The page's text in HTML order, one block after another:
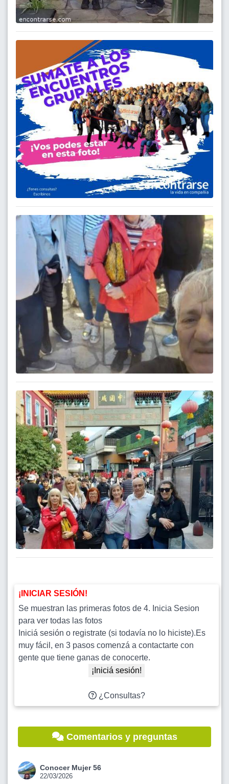
¡INICIAR SESIÓN!
Se muestran las primeras fotos de 4. Inicia Sesion
para ver todas las fotos
Iniciá sesión o registrate (si todavía no lo hiciste).Es
muy fácil, en 3 pasos comenzá a contactarte con
gente que tiene ganas de conocerte.
¡Iniciá sesión!
¿Consultas?
Comentarios y preguntas
Conocer Mujer 56
22/03/2026